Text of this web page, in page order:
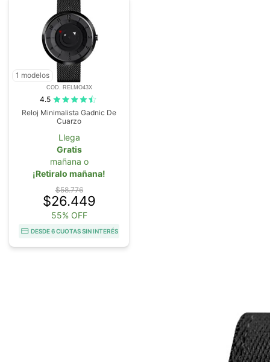
1 modelos
COD. RELMO43X
4.5
Reloj Minimalista Gadnic De
Cuarzo
Llega
Gratis
mañana o
¡Retiralo mañana!
$58.776
$26.449
55% OFF
DESDE 6 CUOTAS SIN INTERÉS